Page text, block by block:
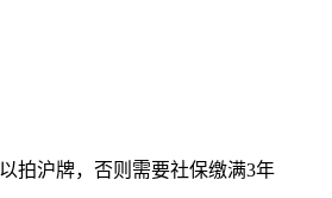
拍沪牌，否则需要社保缴满3年